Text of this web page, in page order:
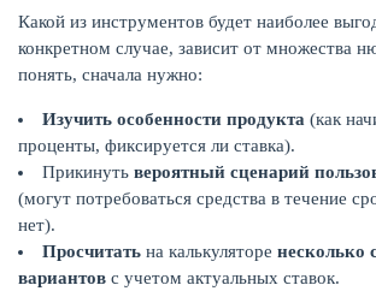
Какой из инструментов будет наиболее
конкретном случае, зависит от множества
понять, сначала нужно:
Изучить особенности продукта (как
проценты, фиксируется ли ставка).
Прикинуть вероятный сценарий
(могут потребоваться средства в течение
нет).
Просчитать на калькуляторе несколько
вариантов с учетом актуальных ставок.